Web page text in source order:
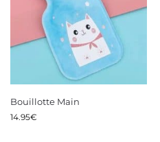
Bouillotte Main
14.95€